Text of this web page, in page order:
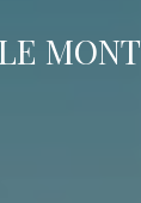
MONT